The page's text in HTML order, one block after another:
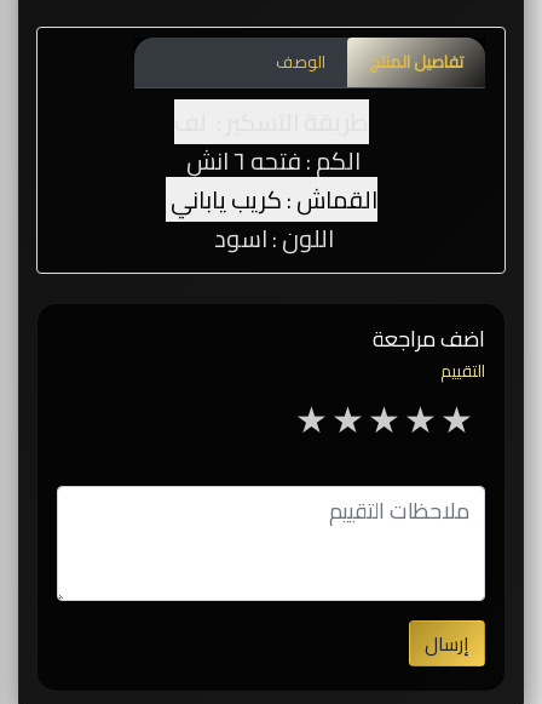
تفاصيل المنتج الوصف
الكم : فتحه ٦ انش
القماش : كريب ياباني
اللون : اسود
اضف مراجعة
التقييم
4 stars 3 stars 2 stars 1 star
إرسال